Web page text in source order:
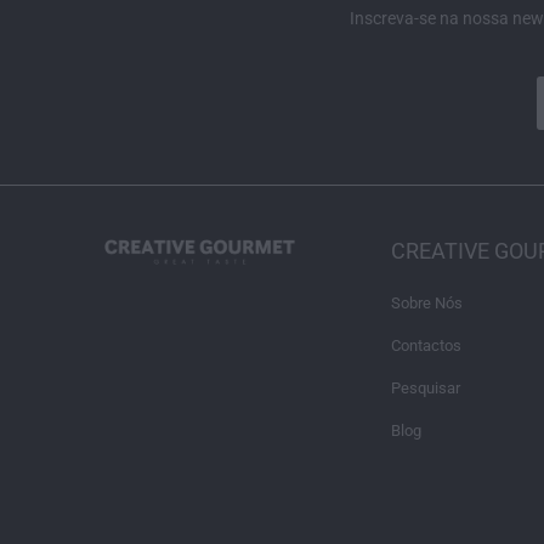
Inscreva-se na nossa
CREATIVE
Sobre Nós
Contactos
Pesquisar
Blog